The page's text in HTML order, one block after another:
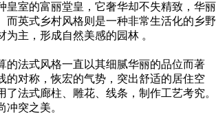
的富丽堂皇，它奢华却不失精致，华丽
。而英式乡村风格则是一种非常生活化的乡野
主，形成自然美感的园林 。
法式风格一直以其细腻华丽的品位而著
对称，恢宏的气势，突出舒适的居住空
法式廊柱、雕花、线条，制作工艺考究。
冲突之美。